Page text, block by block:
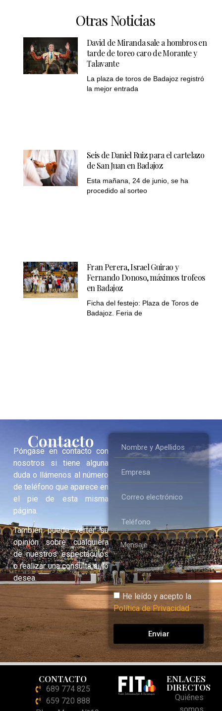
Otras Noticias
David de Miranda sale a hombros en
tarde de toreo caro de Morante y
Talavante
La plaza de toros de Badajoz registró
la mejor entrada
Seis de Daniel Ruiz para el cartelazo
de San Juan en Badajoz
Esta mañana, 24 de junio, se ha
procedido al sorteo
Fran Perera, Israel Guirao y
Fernando Donoso, máximos trofeos
en Badajoz
Ficha del festejo: Plaza de Toros de
Badajoz. Feria de
Contacto
Póngase en contacto con
nosotros si tiene alguna
duda o llámenos al número
de teléfono que aparece en
el pie de esta misma
página.
También puede verter su
opinión sobre cualquiera
de nuestros espectáculos
o realizar una consulta si lo
desea.
He leído y acepto la
Política de Privacidad
Enviar
CONTACTO
689 774 825
659 720 888
ENLACES
DIRECTOS
Quiénes